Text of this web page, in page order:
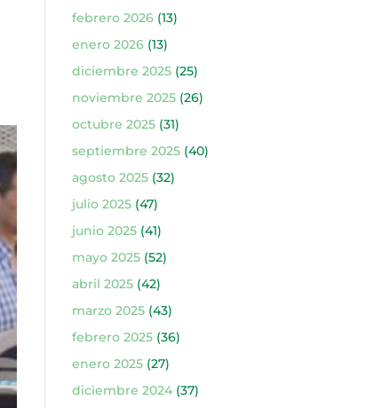
febrero 2026(13)
enero 2026(13)
diciembre 2025(25)
noviembre 2025(26)
octubre 2025(31)
septiembre 2025(40)
agosto 2025(32)
julio 2025(47)
junio 2025(41)
mayo 2025(52)
abril 2025(42)
marzo 2025(43)
febrero 2025(36)
enero 2025(27)
diciembre 2024(37)